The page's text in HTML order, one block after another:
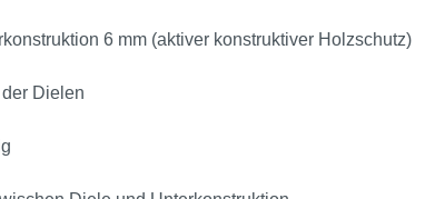
6 mm (aktiver konstruktiver Holzschutz)
Dielen